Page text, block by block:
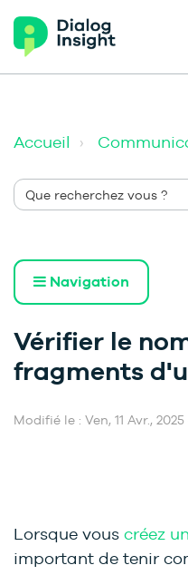
Accueil
Navigation
Vérifier le
fragments
Modifié le : Ven, 11 Avr.,
Lorsque vous créez
important de tenir